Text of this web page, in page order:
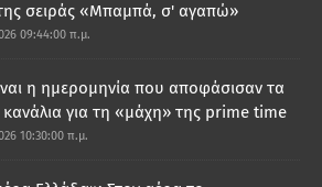
σειράς «Μπαμπά, σ' αγαπώ»
09:44:00 π.μ.
η ημερομηνία που αποφάσισαν τα
κανάλια για τη «μάχη» της prime time
10:30:00 π.μ.